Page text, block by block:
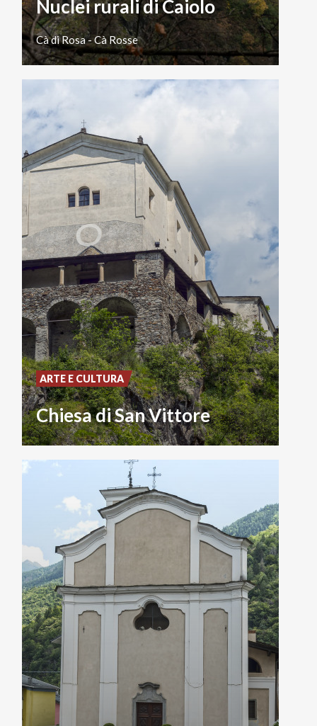
Nuclei rurali di Caiolo
CàdiRosa- CàRosse
Chiesa di San Vittore
ARTE E CULTURA